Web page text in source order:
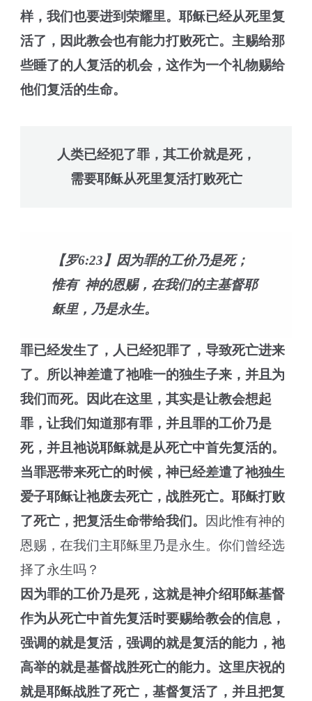
样，我们也要进到荣耀里。耶稣已经从死里复
活了，因此教会也有能力打败死亡。主赐给那
些睡了的人复活的机会，这作为一个礼物赐给
他们复活的生命。
人类已经犯了罪，其工价就是死，
需要耶稣从死里复活打败死亡
【罗6:23】因为罪的工价乃是死；
惟有 神的恩赐，在我们的主基督耶
稣里，乃是永生。
罪已经发生了，人已经犯罪了，导致死亡进来
了。所以神差遣了祂唯一的独生子来，并且为
我们而死。因此在这里，其实是让教会想起
罪，让我们知道那有罪，并且罪的工价乃是
死，并且祂说耶稣就是从死亡中首先复活的。
当罪恶带来死亡的时候，神已经差遣了祂独生
爱子耶稣让祂废去死亡，战胜死亡。耶稣打败
了死亡，把复活生命带给我们。
因此惟有神的
恩赐，在我们主耶稣里乃是永生。你们曾经选
择了永生吗？
因为罪的工价乃是死，这就是神介绍耶稣基督
作为从死亡中首先复活时要赐给教会的信息，
强调的就是复活，强调的就是复活的能力，祂
高举的就是基督战胜死亡的能力。这里庆祝的
就是耶稣战胜了死亡，基督复活了，并且把复